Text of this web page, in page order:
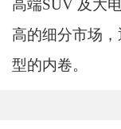
高端SUV 及大
高的细分市场
型的内卷。